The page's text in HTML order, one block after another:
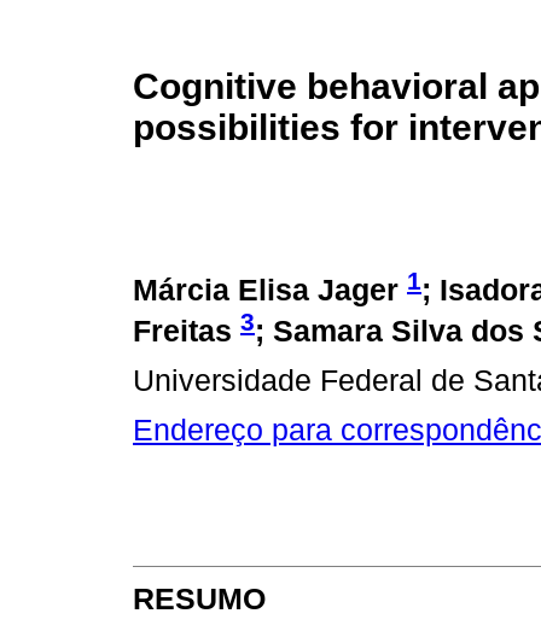
Cognitive behavioral
possibilities for
Márcia Elisa Jager 1;
Freitas 3; Samara Silva dos
Universidade Federal de
Endereço para
RESUMO